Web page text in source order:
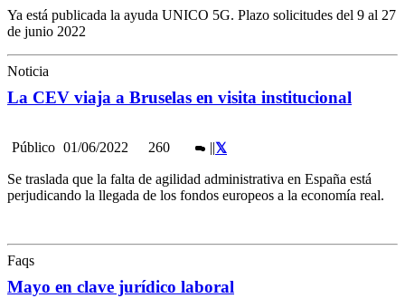
Ya está publicada la ayuda UNICO 5G. Plazo solicitudes del 9 al 27
de junio 2022
Noticia
La CEV viaja a Bruselas en visita institucional
Público 01/06/2022 260 ||
Se traslada que la falta de agilidad administrativa en España está
perjudicando la llegada de los fondos europeos a la economía real.
Faqs
Mayo en clave jurídico laboral